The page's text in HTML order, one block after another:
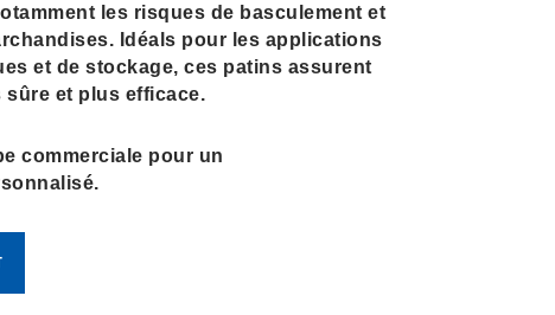
les risques de basculement et
Idéals pour les applications
et de stockage, ces patins assurent
et plus efficace.
commerciale pour un